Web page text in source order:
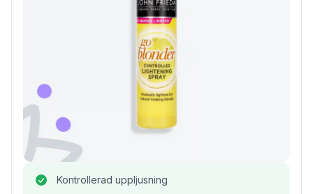
Kontrollerad uppljusning